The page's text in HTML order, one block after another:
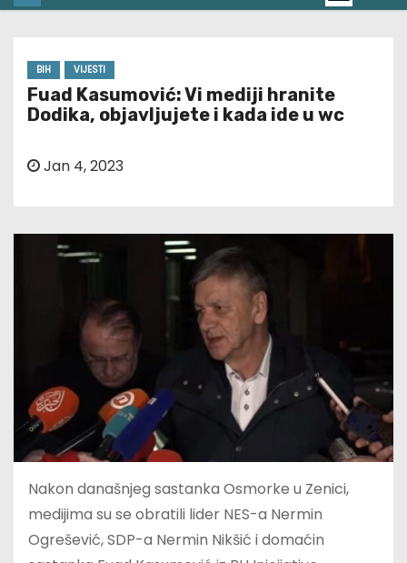
BIH VIJESTI
Fuad Kasumović: Vi mediji hranite
Dodika, objavljujete i kada ide u wc
Jan 4, 2023
Nakon današnjeg sastanka Osmorke u Zenici,
medijima su se obratili lider NES-a Nermin
Ogrešević, SDP-a Nermin Nikšić i domaćin